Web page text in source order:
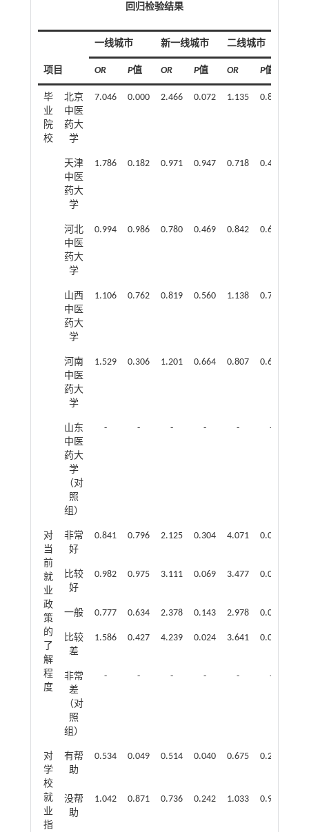
回归检验结果
项目
一线城市 新一线城市 二线城市
OR P值 OR P值 OR P值
毕
业
院
校
北京
中医
药大
学
7.046 0.000 2.466 0.072 1.135 0.813
天津
中医
药大
学
1.786 0.182 0.971 0.947 0.718 0.479
河北
中医
药大
学
0.994 0.986 0.780 0.469 0.842 0.630
山西
中医
药大
学
1.106 0.762 0.819 0.560 1.138 0.712
河南
中医
药大
学
1.529 0.306 1.201 0.664 0.807 0.632
山东
中医
药大
学
（对
照
组）
- - - - - -
对
当
前
就
业
政
策
的
了
解
程
度
非常
好
0.841 0.796 2.125 0.304 4.071 0.073
比较
好
0.982 0.975 3.111 0.069 3.477 0.070
一般 0.777 0.634 2.378 0.143 2.978 0.096
比较
差
1.586 0.427 4.239 0.024 3.641 0.066
非常
差
（对
照
组）
- - - - - -
对
学
校
就
业
指
有帮
助
0.534 0.049 0.514 0.040 0.675 0.249
没帮
助
1.042 0.871 0.736 0.242 1.033 0.905